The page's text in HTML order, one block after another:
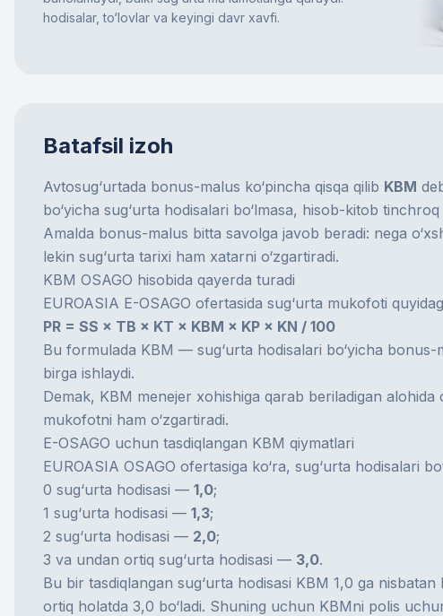
hodisalar, to‘lovlar va keyingi davr xavfi.
Batafsil izoh
Avtosug‘urtada bonus-malus ko‘pincha qisqa qilib KBM
bo‘yicha sug‘urta hodisalari bo‘lmasa, hisob-kitob
Amalda bonus-malus bitta savolga javob beradi: nega
lekin sug‘urta tarixi ham xatarni o‘zgartiradi.
KBM OSAGO hisobida qayerda turadi
EUROASIA E-OSAGO ofertasida sug‘urta mukofoti
PR = SS × TB × KT × KBM × KP × KN / 100
Bu formulada KBM — sug‘urta hodisalari bo‘yicha
birga ishlaydi.
Demak, KBM menejer xohishiga qarab beriladigan
mukofotni ham o‘zgartiradi.
E-OSAGO uchun tasdiqlangan KBM qiymatlari
EUROASIA OSAGO ofertasiga ko‘ra, sug‘urta hodisalari
0 sug‘urta hodisasi — 1,0;
1 sug‘urta hodisasi — 1,3;
2 sug‘urta hodisasi — 2,0;
3 va undan ortiq sug‘urta hodisasi — 3,0.
Bu bir tasdiqlangan sug‘urta hodisasi KBM 1,0 ga
ortiq holatda 3,0 bo‘ladi. Shuning uchun KBMni polis